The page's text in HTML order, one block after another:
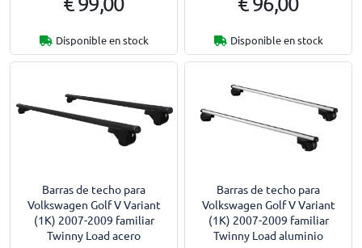
Disponible en stock Disponible en stock
Barras de techo para
Volkswagen Golf V Variant
(1K) 2007-2009 familiar
Twinny Load acero
Barras de techo para
Volkswagen Golf V Variant
(1K) 2007-2009 familiar
Twinny Load aluminio